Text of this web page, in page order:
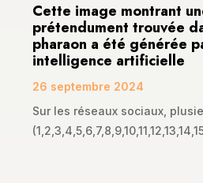
Cette image montrant
prétendument trouvée
pharaon a été générée
intelligence artificielle
26 septembre 2024
Sur les réseaux sociaux,